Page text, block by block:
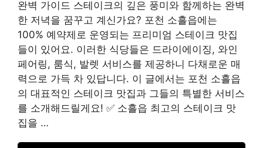
완벽 가이드 스테이크의 깊은 풍미와 함께하는 완벽
한 저녁을 꿈꾸고 계신가요? 포천 소흘읍에는
100% 예약제로 운영되는 프리미엄 스테이크 맛집
들이 있어요. 이러한 식당들은 드라이에이징, 와인
페어링, 룸식, 발렛 서비스를 제공하니 다채로운 매
력으로 가득 차 있답니다. 이 글에서는 포천 소흘읍
의 대표적인 스테이크 맛집과 그들의 특별한 서비스
를 소개해드릴게요! ✅ 소흘읍 최고의 스테이크 맛
집을 …